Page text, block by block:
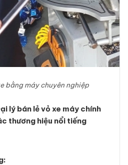
bằng máy chuyên nghiệp
lý bán lẻ vỏ xe máy chính
thương hiệu nổi tiếng